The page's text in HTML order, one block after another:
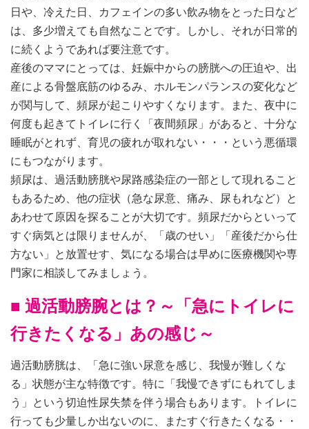
日や、冷えた日、カフェインの多い飲み物をとった日など
は、多少増えても自然なことです。しかし、それが日常的
に続くようであれば要注意です。
産後のママにとっては、妊娠中からの膀胱への圧迫や、出
産による骨盤底筋のゆるみ、ホルモンパランスの変化など
が関与して、頻尿が起こりやすくなります。また、夜中に
何度も起きてトイレに行く「夜間頻尿」があると、十分な
睡眠がとれず、育児の疲れが取れない・・・という悪循環
にもつながります。
頻尿は、過活動膀胱や尿路感染症の一部として現れること
もあるため、他の症状（急な尿意、痛み、尿もれなど）と
あわせて原因を探ることが大切です。頻尿だからといって
すぐ病気とは限りませんが、「歳のせい」「産後だから仕
方ない」と放置せす、気になる場合は早めに医療機関や専
門家に相談してみましょう。
■ 過活動膀腕とは？～「急にトイレに
行きたくなる」あの感じ～
過活動膀胱は、「急に強い尿意を感じ、我慢が難しくな
る」状態が主な特徴です。特に「我慢できずにもれてしま
う」という切迫性尿失禁を伴う場合もあります。トイレに
行っても少量しか出ないのに、またすぐ行きたくなる・・